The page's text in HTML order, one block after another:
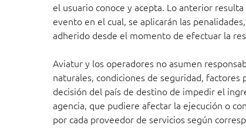
el usuario conoce y acepta. Lo anterior
evento en el cual, se aplicarán las
adherido desde el momento de efectuar la
Aviatur y los operadores no asumen
naturales, condiciones de seguridad,
decisión del país de destino de impedir el
agencia, que pudiere afectar la ejecución o
por cada proveedor de servicios según